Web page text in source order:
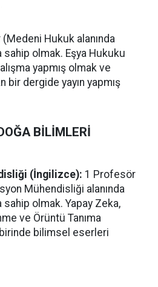
Hukuk alanında
sahip olmak. Eşya Hukuku
yapmış olmak ve
bir dergide yayın yapmış
BİLİMLERİ
(İngilizce): 1 Profesör
Mühendisliği alanında
sahip olmak. Yapay Zeka,
ve Örüntü Tanıma
birinde bilimsel eserleri